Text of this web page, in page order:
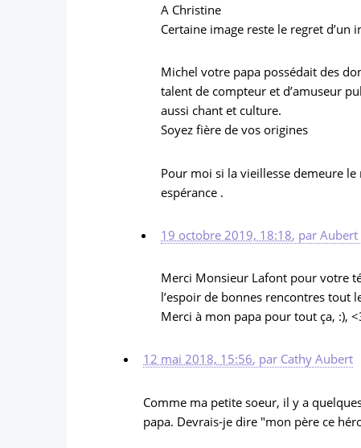
A Christine
Certaine image reste le regret d’un
Michel votre papa possédait des
talent de compteur et d’amuseur
aussi chant et culture.
Soyez fière de vos origines
Pour moi si la vieillesse demeure
espérance .
19 octobre 2019, 18:18, parAubert
Merci Monsieur Lafont pour votre
l’espoir de bonnes rencontres tout
Merci à mon papa pour tout ça, :),
12 mai 2018, 15:56, par Cathy Aubert
Comme ma petite soeur, il y a
papa. Devrais-je dire "mon père ce